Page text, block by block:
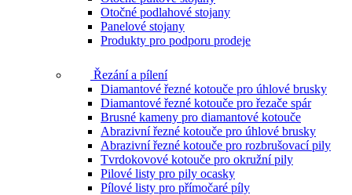
Otočné podlahové stojany
Panelové stojany
Produkty pro podporu prodeje
Řezání a pílení
Diamantové řezné kotouče pro úhlové brusky
Diamantové řezné kotouče pro řezače spár
Brusné kameny pro diamantové kotouče
Abrazivní řezné kotouče pro úhlové brusky
Abrazivní řezné kotouče pro rozbrušovací pily
Tvrdokovové kotouče pro okružní pily
Pilové listy pro pily ocasky
Pílové listy pro přímočaré píly